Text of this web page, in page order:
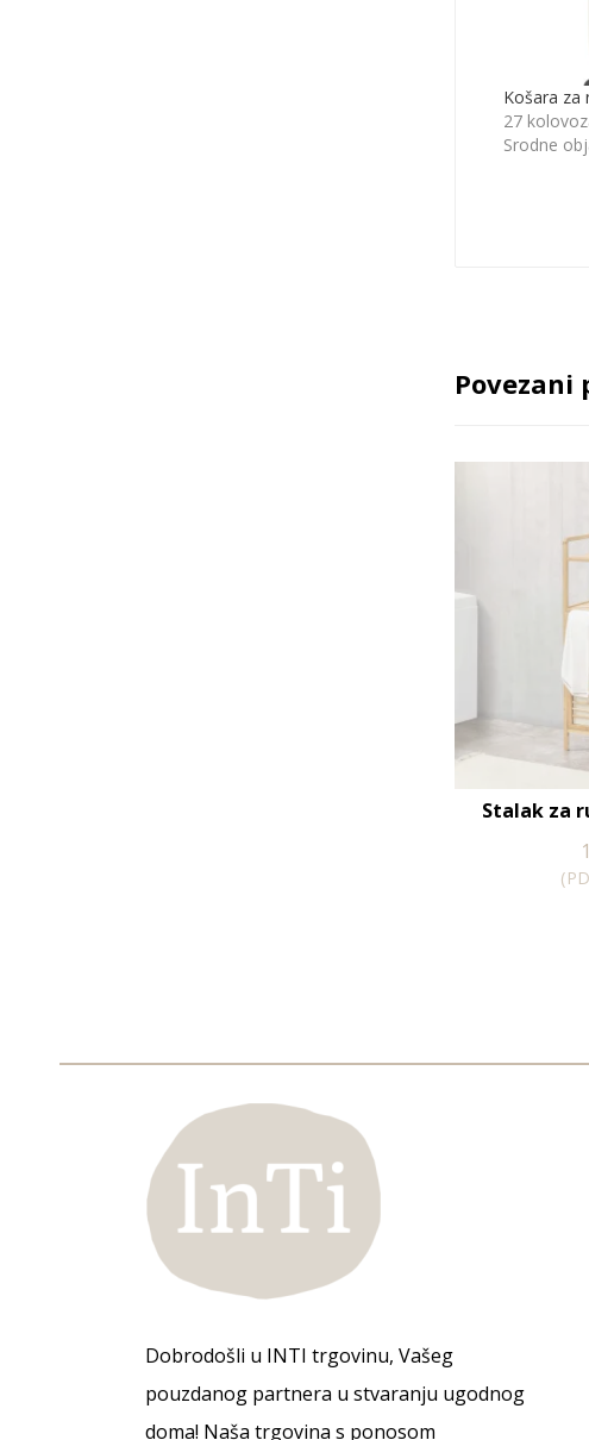
Košara za
27
Srodne
Povezani
Stalak za
Dobrodošli u INTI trgovinu, Vašeg
pouzdanog partnera u stvaranju ugodnog
doma! Naša trgovina s ponosom